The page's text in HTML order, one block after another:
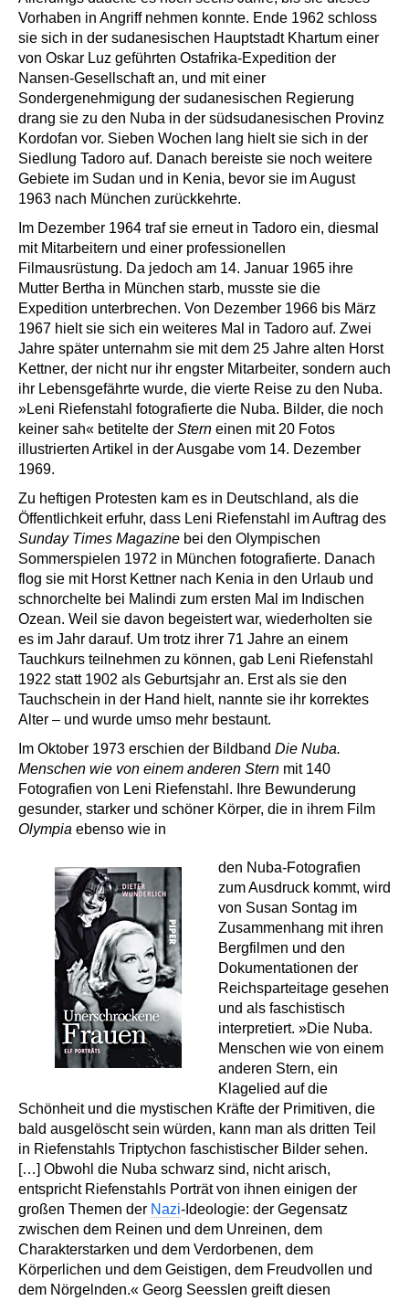
Vorhaben in Angriff nehmen konnte. Ende 1962 schloss
sie sich in der sudanesischen Hauptstadt Khartum einer
von Oskar Luz geführten Ostafrika-Expedition der
Nansen-Gesellschaft an, und mit einer
Sondergenehmigung der sudanesischen Regierung
drang sie zu den Nuba in der südsudanesischen Provinz
Kordofan vor. Sieben Wochen lang hielt sie sich in der
Siedlung Tadoro auf. Danach bereiste sie noch weitere
Gebiete im Sudan und in Kenia, bevor sie im August
1963 nach München zurückkehrte.
Im Dezember 1964 traf sie erneut in Tadoro ein, diesmal
mit Mitarbeitern und einer professionellen
Filmausrüstung. Da jedoch am 14. Januar 1965 ihre
Mutter Bertha in München starb, musste sie die
Expedition unterbrechen. Von Dezember 1966 bis März
1967 hielt sie sich ein weiteres Mal in Tadoro auf. Zwei
Jahre später unternahm sie mit dem 25 Jahre alten Horst
Kettner, der nicht nur ihr engster Mitarbeiter, sondern auch
ihr Lebensgefährte wurde, die vierte Reise zu den Nuba.
»Leni Riefenstahl fotografierte die Nuba. Bilder, die noch
keiner sah« betitelte der Stern einen mit 20 Fotos
illustrierten Artikel in der Ausgabe vom 14. Dezember
1969.
Zu heftigen Protesten kam es in Deutschland, als die
Öffentlichkeit erfuhr, dass Leni Riefenstahl im Auftrag des
Sunday Times Magazine bei den Olympischen
Sommerspielen 1972 in München fotografierte. Danach
flog sie mit Horst Kettner nach Kenia in den Urlaub und
schnorchelte bei Malindi zum ersten Mal im Indischen
Ozean. Weil sie davon begeistert war, wiederholten sie
es im Jahr darauf. Um trotz ihrer 71 Jahre an einem
Tauchkurs teilnehmen zu können, gab Leni Riefenstahl
1922 statt 1902 als Geburtsjahr an. Erst als sie den
Tauchschein in der Hand hielt, nannte sie ihr korrektes
Alter – und wurde umso mehr bestaunt.
Im Oktober 1973 erschien der Bildband Die Nuba.
Menschen wie von einem anderen Stern mit 140
Fotografien von Leni Riefenstahl. Ihre Bewunderung
gesunder, starker und schöner Körper, die in ihrem Film
Olympia ebenso wie in
den Nuba-Fotografien
zum Ausdruck kommt, wird
von Susan Sontag im
Zusammenhang mit ihren
Bergfilmen und den
Dokumentationen der
Reichsparteitage gesehen
und als faschistisch
interpretiert. »Die Nuba.
Menschen wie von einem
anderen Stern, ein
Klagelied auf die
Schönheit und die mystischen Kräfte der Primitiven, die
bald ausgelöscht sein würden, kann man als dritten Teil
in Riefenstahls Triptychon faschistischer Bilder sehen.
[…] Obwohl die Nuba schwarz sind, nicht arisch,
entspricht Riefenstahls Porträt von ihnen einigen der
großen Themen der Nazi-Ideologie: der Gegensatz
zwischen dem Reinen und dem Unreinen, dem
Charakterstarken und dem Verdorbenen, dem
Körperlichen und dem Geistigen, dem Freudvollen und
dem Nörgelnden.« Georg Seesslen greift diesen